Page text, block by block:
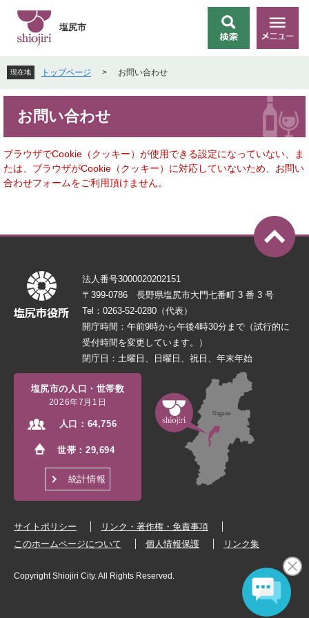
先
頭
で
を
飛
ば
本
文
へ
索
メ
ニ
塩尻市
現在地 トップページ > お問い合わせ
お問い合わせ
ブラウザでCookie（クッキー）が使用できる設定になっていない、ま
たは、ブラウザがCookie（クッキー）に対応していないため、お問い
合わせフォームをご利用頂けません。
法人番号3000020202151
〒399-0786 長野県塩尻市大門七番町 3 番 3 号
Tel：0263-52-0280（代表）
開庁時間：午前9時から午後4時30分まで（試行的に
受付時間を変更しています。）
閉庁日：土曜日、日曜日、祝日、年末年始
塩尻市の人口・世帯数
2026年7月1日
人口： 64,756
世帯：29,694
統計情報
サイトポリシー
リンク・著作権・免責事項
このホームページについて
個人情報保護 リンク集
Copyright Shiojiri City. All Rights Reserved.